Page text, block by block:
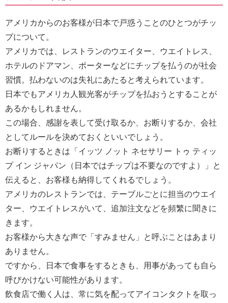
アメリカからのお客様が日本で戸惑うことのひとつがチッ
プについて。
アメリカでは、レストランのウエイター、ウエイトレス、
ホテルのドアマン、ポーターなどにチップを払うのが社会
習慣。 払わないのは失礼にあたると考えられています。
日本でもアメリカ人観光客がチップを払おうとすることが
あるかもしれません。
この場合、感謝を表して受け取るか、お断りするか、会社
としてルールを決めておくといいでしょう。
お断りするときは「イッツ ノット ネセサリー トゥ ティッ
プ イン ジャパン（日本ではチップは不要なのですよ）」と
伝えると、お客様も納得してくれるでしょう。
アメリカのレストランでは、テーブルごとに担当のウエイ
ター、ウエイトレスがいて、追加注文などを頻繁に聞きに
きます。
お客様から大きな声で「すみません」と呼ぶことはあまり
ありません。
ですから、日本で食事をするときも、用事があっても自ら
呼びかけない可能性があります。
飲食店で働く人は、常に気を配ってアイコンタクトを取っ